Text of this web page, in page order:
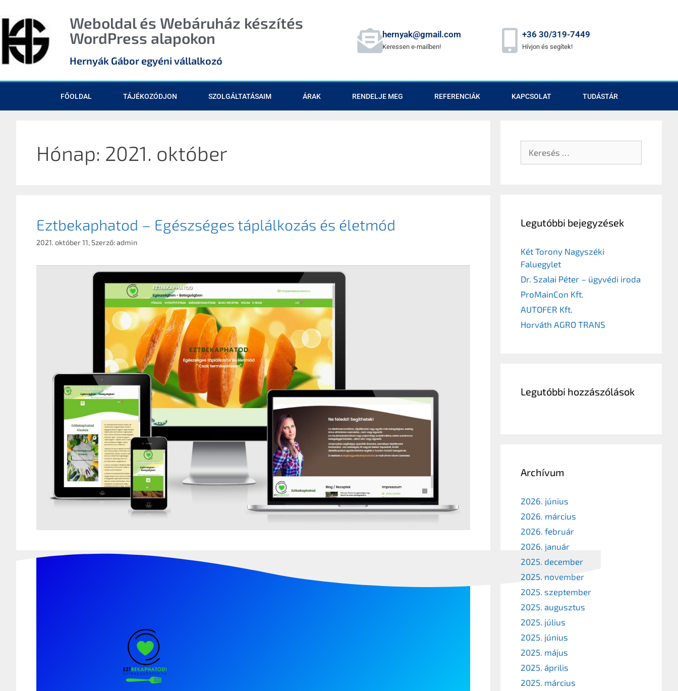
Weboldal és Webáruház készítés
WordPress alapokon
Hernyák Gábor egyéni vállalkozó
hernyak@gmail.com
Keressen e-mailben!
+36 30/319-7449
Hívjon és segítek!
FŐOLDAL TÁJÉKOZÓDJON SZOLGÁLTATÁSAIM ÁRAK RENDELJE MEG REFERENCIÁK KAPCSOLAT TUDÁSTÁR
Hónap: 2021. október
Eztbekaphatod – Egészséges táplálkozás és életmód
2021. október 11,Szerző:admin
Legutóbbi bejegyzések
Két Torony Nagyszéki
Faluegylet
Dr. Szalai Péter – ügyvédi iroda
ProMainCon Kft.
AUTOFER Kft.
Horváth AGRO TRANS
Legutóbbi hozzászólások
Archívum
2026. június
2026. március
2026. február
2026. január
2025. december
2025. november
2025. szeptember
2025. augusztus
2025. július
2025. június
2025. május
2025. április
2025. március